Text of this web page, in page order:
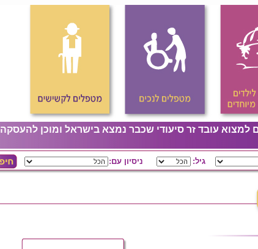
למצוא עובד זר סיעודי שכבר נמצא בישראל ומוכן להעסקה
גיל: ניסיון עם: